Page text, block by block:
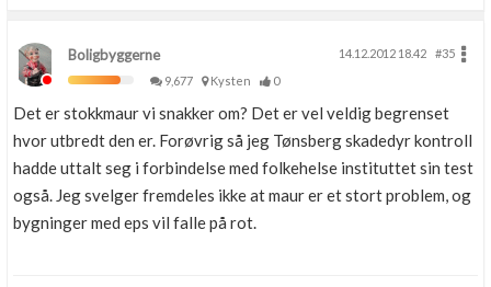
Boligbyggerne 14.12.2012 18.42
#35
9,677
Kysten 0
Det er stokkmaur vi snakker om? Det er vel veldig begrenset
hvor utbredt den er. Forøvrig så jeg Tønsberg skadedyr kontroll
hadde uttalt seg i forbindelse med folkehelse instituttet sin test
også. Jeg svelger fremdeles ikke at maur er et stort problem, og
bygninger med eps vil falle på rot.